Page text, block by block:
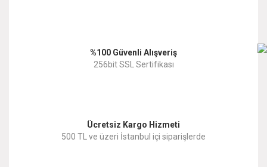
Ürün fiyatı diğer sitelerden daha pahalı.
%100 Güvenli Alışveriş
256bit SSL Sertifikası
Ücretsiz Kargo Hizmeti
500 TL ve üzeri İstanbul içi siparişlerde